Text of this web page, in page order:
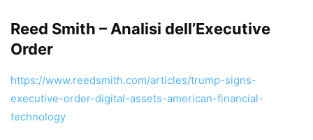
Reed Smith – Analisi dell’Executive
Order
https://www.reedsmith.com/articles/trump-signs-
executive-order-digital-assets-american-financial-
technology